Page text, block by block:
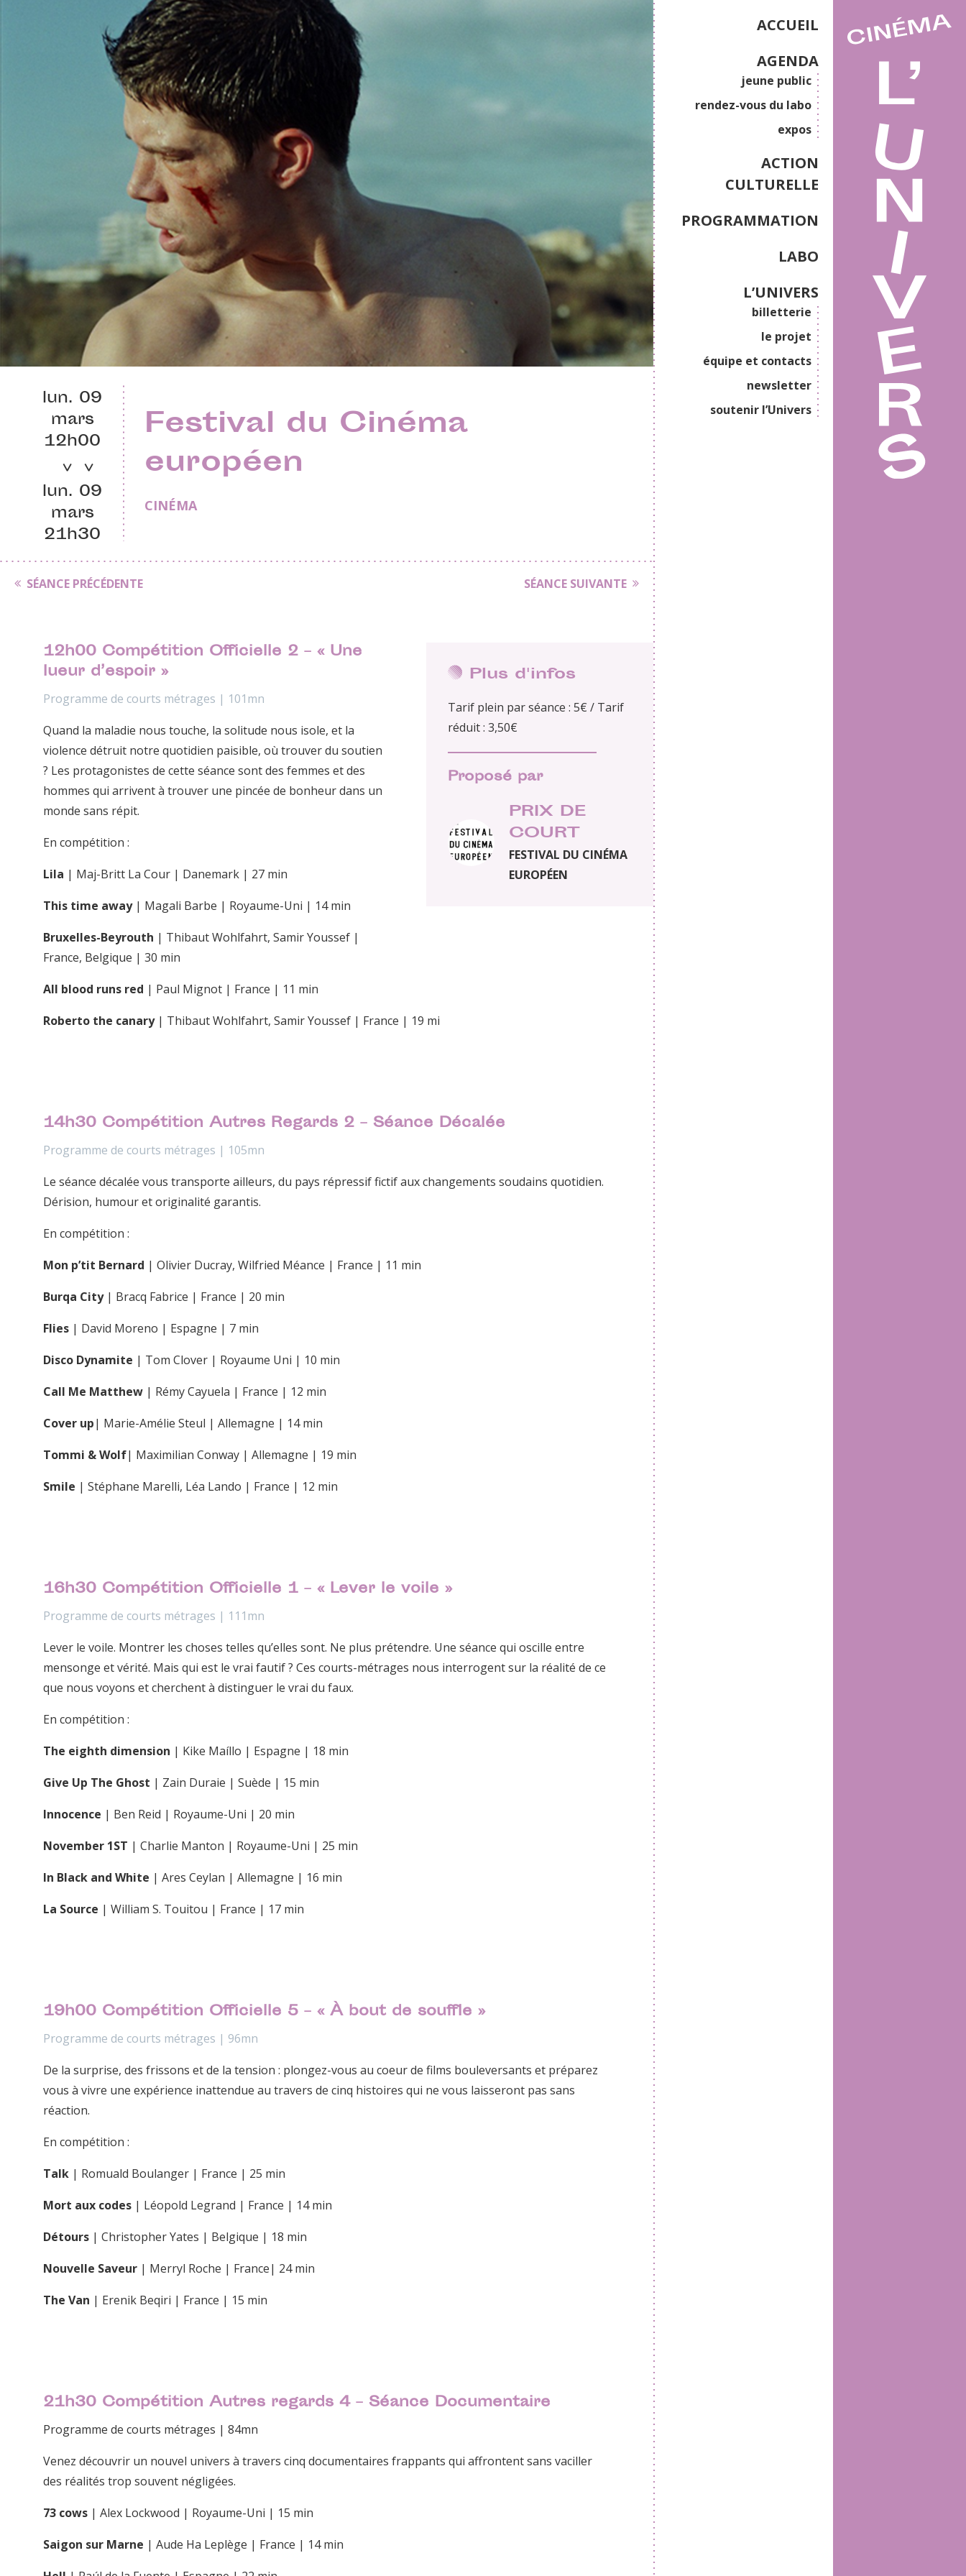
ACCUEIL
AGENDA
jeune public
rendez-vous du labo
expos
ACTION
CULTURELLE
PROGRAMMATION
LABO
L’UNIVERS
billetterie
le projet
équipe et contacts
newsletter
soutenir l’Univers
lun. 09
mars
12h00
lun. 09
mars
21h30
Festival du Cinéma
européen
CINÉMA
SÉANCE PRÉCÉDENTE SÉANCE SUIVANTE
Plus d'infos
Tarif plein par séance : 5€ / Tarif
réduit : 3,50€
Proposé par
PRIX DE
COURT
FESTIVAL DU CINÉMA
EUROPÉEN
12h00 Compétition Officielle 2 – « Une
lueur d’espoir »
Programme de courts métrages | 101mn
Quand la maladie nous touche, la solitude nous isole, et la
violence détruit notre quotidien paisible, où trouver du soutien
? Les protagonistes de cette séance sont des femmes et des
hommes qui arrivent à trouver une pincée de bonheur dans un
monde sans répit.
En compétition :
Lila | Maj-Britt La Cour | Danemark | 27 min
This time away | Magali Barbe | Royaume-Uni | 14 min
Bruxelles-Beyrouth | Thibaut Wohlfahrt, Samir Youssef |
France, Belgique | 30 min
All blood runs red | Paul Mignot | France | 11 min
Roberto the canary | Thibaut Wohlfahrt, Samir Youssef | France | 19 mi
14h30 Compétition Autres Regards 2 – Séance Décalée
Programme de courts métrages | 105mn
Le séance décalée vous transporte ailleurs, du pays répressif fictif aux changements soudains quotidien.
Dérision, humour et originalité garantis.
En compétition :
Mon p’tit Bernard | Olivier Ducray, Wilfried Méance | France | 11 min
Burqa City | Bracq Fabrice | France | 20 min
Flies | David Moreno | Espagne | 7 min
Disco Dynamite | Tom Clover | Royaume Uni | 10 min
Call Me Matthew | Rémy Cayuela | France | 12 min
Cover up| Marie-Amélie Steul | Allemagne | 14 min
Tommi & Wolf| Maximilian Conway | Allemagne | 19 min
Smile | Stéphane Marelli, Léa Lando | France | 12 min
16h30 Compétition Officielle 1 – « Lever le voile »
Programme de courts métrages | 111mn
Lever le voile. Montrer les choses telles qu’elles sont. Ne plus prétendre. Une séance qui oscille entre
mensonge et vérité. Mais qui est le vrai fautif ? Ces courts-métrages nous interrogent sur la réalité de ce
que nous voyons et cherchent à distinguer le vrai du faux.
En compétition :
The eighth dimension | Kike Maíllo | Espagne | 18 min
Give Up The Ghost | Zain Duraie | Suède | 15 min
Innocence | Ben Reid | Royaume-Uni | 20 min
November 1ST | Charlie Manton | Royaume-Uni | 25 min
In Black and White | Ares Ceylan | Allemagne | 16 min
La Source | William S. Touitou | France | 17 min
19h00 Compétition Officielle 5 – « À bout de souffle »
Programme de courts métrages | 96mn
De la surprise, des frissons et de la tension : plongez-vous au coeur de films bouleversants et préparez
vous à vivre une expérience inattendue au travers de cinq histoires qui ne vous laisseront pas sans
réaction.
En compétition :
Talk | Romuald Boulanger | France | 25 min
Mort aux codes | Léopold Legrand | France | 14 min
Détours | Christopher Yates | Belgique | 18 min
Nouvelle Saveur | Merryl Roche | France| 24 min
The Van | Erenik Beqiri | France | 15 min
21h30 Compétition Autres regards 4 – Séance Documentaire
Programme de courts métrages | 84mn
Venez découvrir un nouvel univers à travers cinq documentaires frappants qui affrontent sans vaciller
des réalités trop souvent négligées.
73 cows | Alex Lockwood | Royaume-Uni | 15 min
Saigon sur Marne | Aude Ha Leplège | France | 14 min